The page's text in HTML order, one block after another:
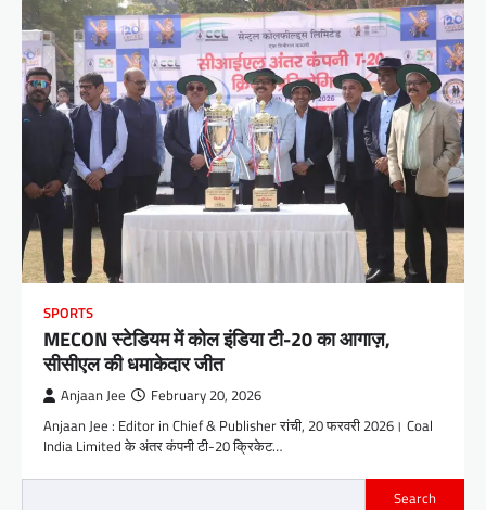
SPORTS
MECON स्टेडियम में कोल इंडिया टी-20 का आगाज़,
सीसीएल की धमाकेदार जीत
Anjaan Jee February 20, 2026
Anjaan Jee : Editor in Chief & Publisher रांची, 20 फरवरी 2026। Coal
India Limited के अंतर कंपनी टी-20 क्रिकेट…
Search